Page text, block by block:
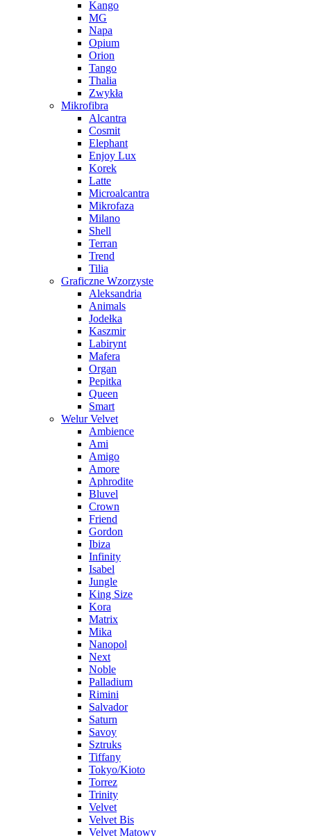
Kango
MG
Napa
Opium
Orion
Tango
Thalia
Zwykła
Mikrofibra
Alcantra
Cosmit
Elephant
Enjoy Lux
Korek
Latte
Microalcantra
Mikrofaza
Milano
Shell
Terran
Trend
Tilia
Graficzne Wzorzyste
Aleksandria
Animals
Jodełka
Kaszmir
Labirynt
Mafera
Organ
Pepitka
Queen
Smart
Welur Velvet
Ambience
Ami
Amigo
Amore
Aphrodite
Bluvel
Crown
Friend
Gordon
Ibiza
Infinity
Isabel
Jungle
King Size
Kora
Matrix
Mika
Nanopol
Next
Noble
Palladium
Rimini
Salvador
Saturn
Savoy
Sztruks
Tiffany
Tokyo/Kioto
Torrez
Trinity
Velvet
Velvet Bis
Velvet Matowy